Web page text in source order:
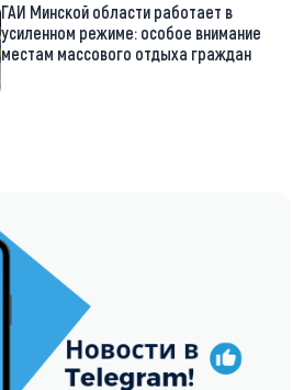
ГАИ Минской области работает в
усиленном режиме: особое внимание
местам массового отдыха граждан